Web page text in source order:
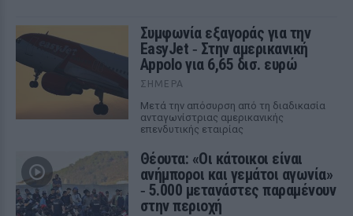
Συμφωνία εξαγοράς για την
EasyJet ‑ Στην αμερικανική
Appolo για 6,65 δισ. ευρώ
ΣΉΜΕΡΑ
Μετά την απόσυρση από τη διαδικασία
ανταγωνίστριας αμερικανικής
επενδυτικής εταιρίας
Θέουτα: «Οι κάτοικοι είναι
ανήμποροι και γεμάτοι αγωνία»
‑ 5.000 μετανάστες παραμένουν
στην περιοχή